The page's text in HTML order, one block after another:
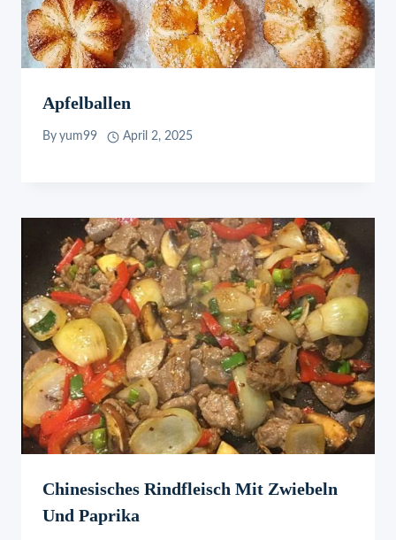
Apfelballen
By yum99 April 2, 2025
Chinesisches Rindfleisch Mit Zwiebeln
Und Paprika